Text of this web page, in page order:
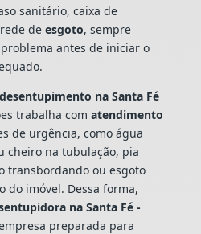
sanitário, caixa de
de esgoto, sempre
antes de iniciar o
na Santa Fé
trabalha com atendimento
de urgência, como água
cheiro na tubulação, pia
transbordando ou esgoto
do imóvel. Dessa forma,
na Santa Fé -
preparada para